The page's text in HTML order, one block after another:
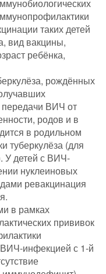
таких детей
вид вакцины,
ребёнка,
рождённых
передачи ВИЧ от
родов и в
в родильном
туберкулёза (для
У детей с ВИЧ-
нуклеиновых
ревакцинация
в рамках
прививок
ВИЧ-инфекцией с 1-й